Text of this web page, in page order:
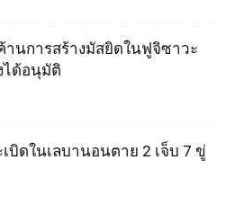
นการสร้างมัสยิดในฟูจิซาวะ
ได้อนุมัติ
บิดในเลบานอนตาย 2 เจ็บ 7 ขู่